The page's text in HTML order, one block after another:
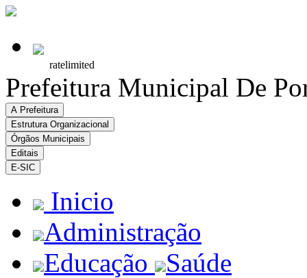
Prefeitura Municipal De
A Prefeitura
Estrutura Organizacional
Órgãos Municipais
Editais
E-SIC
Inicio
Administração
Educação
Saúde